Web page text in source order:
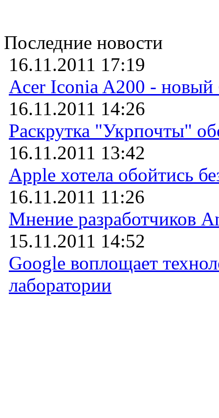
Последние новости
16.11.2011 17:19
Acer Iconia A200 -
16.11.2011 14:26
Раскрутка "Укрпочты"
16.11.2011 13:42
Apple хотела обойтись
16.11.2011 11:26
Мнение разработчиков
15.11.2011 14:52
Google воплощает
лаборатории